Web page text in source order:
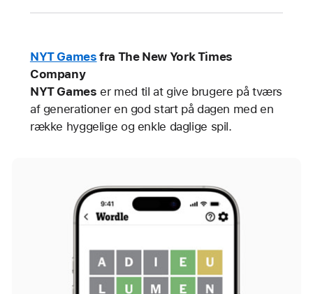
NYT Games fra The New York Times
Company
NYT Games er med til at give brugere på tværs
af generationer en god start på dagen med en
række hyggelige og enkle daglige spil.